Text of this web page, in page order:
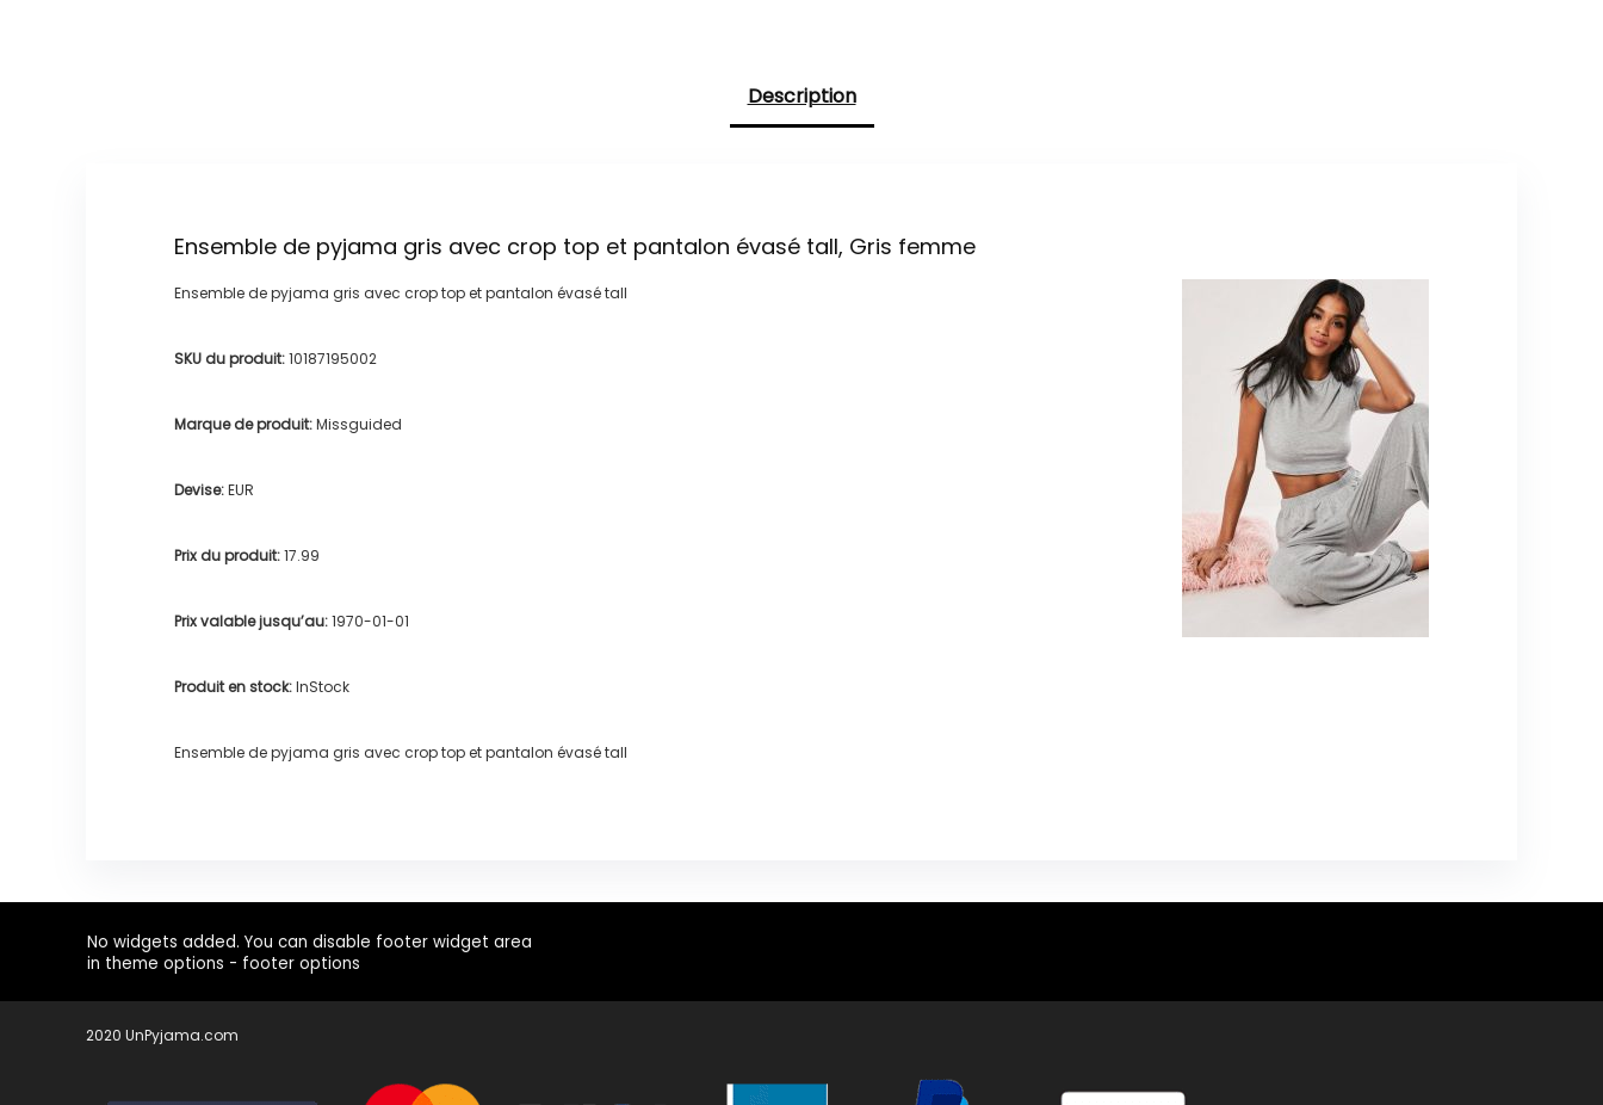
Description
Ensemble de pyjama gris avec crop top et pantalon évasé tall, Gris femme
Ensemble de pyjama gris avec crop top et pantalon évasé tall
SKU du produit:10187195002
Marque de produit:Missguided
Devise:EUR
Prix du produit:17.99
Prix valable jusqu’au:1970-01-01
Produit en stock:InStock
Ensemble de pyjama gris avec crop top et pantalon évasé tall
No widgets added. You can disable footer widget area
in theme options - footer options
2020 UnPyjama.com